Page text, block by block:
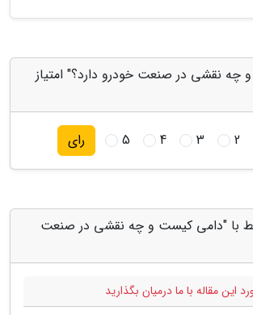
چه نقشی در صنعت خودرو دارد؟" امتیاز
2
3
4
5 رای
با "دامی کیست و چه نقشی در صنعت
این مقاله با ما درمیان بگذارید